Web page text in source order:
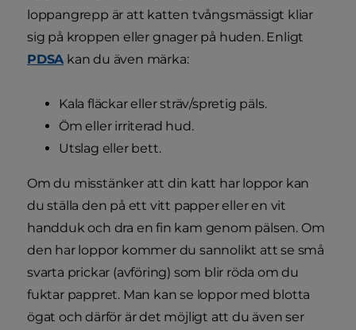
loppangrepp är att katten tvångsmässigt kliar
sig på kroppen eller gnager på huden. Enligt
PDSA kan du även märka:
Kala fläckar eller sträv/spretig päls.
Öm eller irriterad hud.
Utslag eller bett.
Om du misstänker att din katt har loppor kan
du ställa den på ett vitt papper eller en vit
handduk och dra en fin kam genom pälsen. Om
den har loppor kommer du sannolikt att se små
svarta prickar (avföring) som blir röda om du
fuktar pappret. Man kan se loppor med blotta
ögat och därför är det möjligt att du även ser